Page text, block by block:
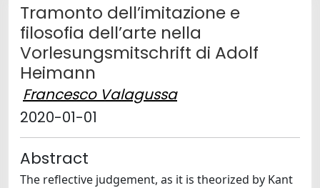
Tramonto dell’imitazione e
filosofia dell’arte nella
Vorlesungsmitschrift di Adolf
Heimann
Francesco Valagussa
2020-01-01
Abstract
The reflective judgement, as it is theorized by Kant